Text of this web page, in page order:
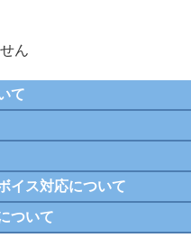
ん
て
イス対応について
ついて